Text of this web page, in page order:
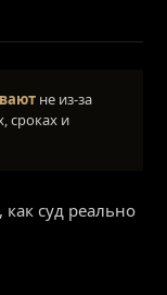
не из-за
сроках и
суд реально